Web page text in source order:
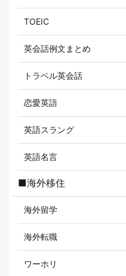
TOEIC
英会話例文まとめ
トラベル英会話
恋愛英語
英語スラング
英語名言
■海外移住
海外留学
海外転職
ワーホリ